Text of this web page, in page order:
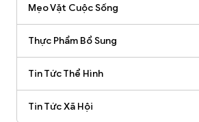
Mẹo Vặt Cuộc Sống
Thực Phẩm Bổ Sung
Tin Tức Thể Hình
Tin Tức Xã Hội